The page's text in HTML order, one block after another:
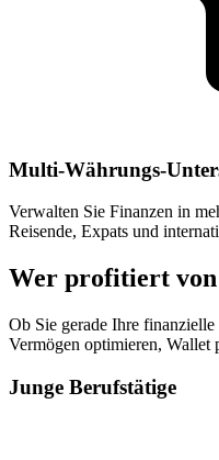
Multi-Währungs-
Verwalten Sie Finanzen in
Reisende, Expats und
Wer profitiert
Ob Sie gerade Ihre finanzielle
Vermögen optimieren, Wallet
Junge Berufstätige